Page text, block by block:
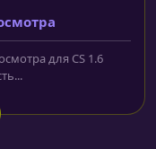
для CS 1.6